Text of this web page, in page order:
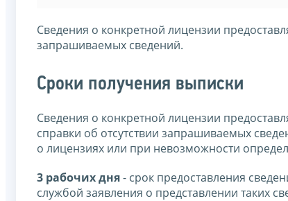
Сведения о конкретной лицензии
запрашиваемых сведений.
Сроки получения выписки
Сведения о конкретной лицензии
справки об отсутствии запрашиваемых
о лицензиях или при невозможности
3 рабочих дня- срок предоставления
службой заявления о представлении таких